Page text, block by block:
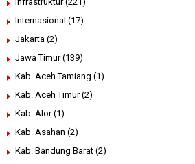
Internasional (17)
Jakarta (2)
Jawa Timur (139)
Kab. Aceh Tamiang (1)
Kab. Aceh Timur (2)
Kab. Alor (1)
Kab. Asahan (2)
Kab. Bandung Barat (2)